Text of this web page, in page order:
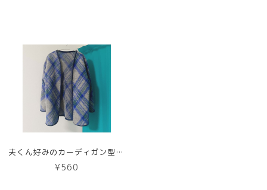
夫くん好みのカーディガン型紙【紙版】
¥560